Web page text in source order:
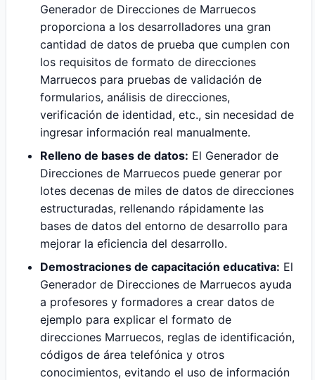
Generador de Direcciones de Marruecos
proporciona a los desarrolladores una gran
cantidad de datos de prueba que cumplen con
los requisitos de formato de direcciones
Marruecos para pruebas de validación de
formularios, análisis de direcciones,
verificación de identidad, etc., sin necesidad de
ingresar información real manualmente.
Relleno de bases de datos: El Generador de
Direcciones de Marruecos puede generar por
lotes decenas de miles de datos de direcciones
estructuradas, rellenando rápidamente las
bases de datos del entorno de desarrollo para
mejorar la eficiencia del desarrollo.
Demostraciones de capacitación educativa: El
Generador de Direcciones de Marruecos ayuda
a profesores y formadores a crear datos de
ejemplo para explicar el formato de
direcciones Marruecos, reglas de identificación,
códigos de área telefónica y otros
conocimientos, evitando el uso de información